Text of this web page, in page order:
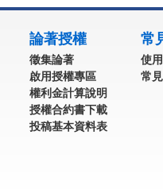
論著授權
徵集論著
啟用授權專區
權利金計算說明
授權合約書下載
投稿基本資料表
常
使
常